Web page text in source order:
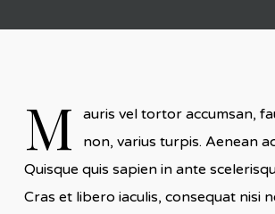
M
auris vel tortor accumsan,
non, varius turpis. Aenean
Quisque quis sapien in ante
Cras et libero iaculis, consequat nisi